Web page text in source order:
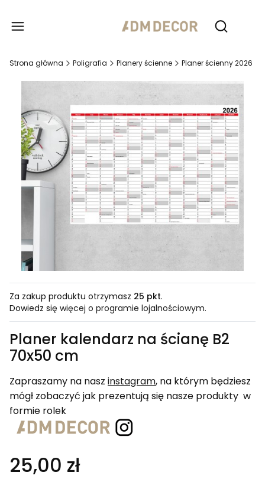
Otwórz
Strona główna Poligrafia Planery ścienne Planer ścienny 2026
Za zakup produktu otrzymasz 25 pkt.
Dowiedz się więcej o programie lojalnościowym.
Planer kalendarz na ścianę B2
70x50 cm
Zapraszamy na nasz instagram, na którym będziesz
mógł zobaczyć jak prezentują się nasze produkty w
formie rolek
25,00 zł